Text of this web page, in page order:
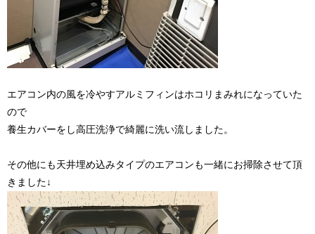
エアコン内の風を冷やすアルミフィンはホコリまみれになっていた
ので
養生カバーをし高圧洗浄で綺麗に洗い流しました。
その他にも天井埋め込みタイプのエアコンも一緒にお掃除させて頂
きました↓